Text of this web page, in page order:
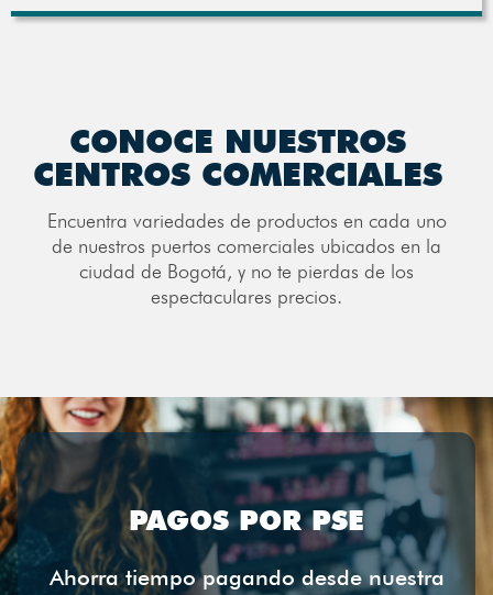
CONOCE NUESTROS
CENTROS COMERCIALES
Encuentra variedades de productos en cada uno
de nuestros puertos comerciales ubicados en la
ciudad de Bogotá, y no te pierdas de los
espectaculares precios.
PAGOS POR PSE
Ahorra tiempo pagando desde nuestra